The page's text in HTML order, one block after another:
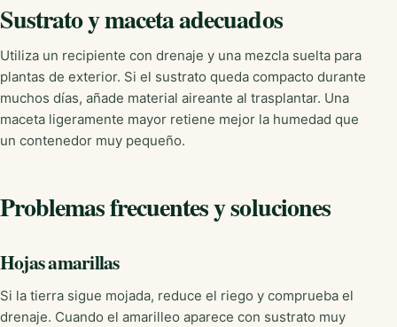
Sustrato y maceta adecuados
Utiliza un recipiente con drenaje y una mezcla suelta para
plantas de exterior. Si el sustrato queda compacto durante
muchos días, añade material aireante al trasplantar. Una
maceta ligeramente mayor retiene mejor la humedad que
un contenedor muy pequeño.
Problemas frecuentes y soluciones
Hojas amarillas
Si la tierra sigue mojada, reduce el riego y comprueba el
drenaje. Cuando el amarilleo aparece con sustrato muy